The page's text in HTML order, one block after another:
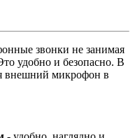
звонки не занимая
удобно и безопасно. В
внешний микрофон в